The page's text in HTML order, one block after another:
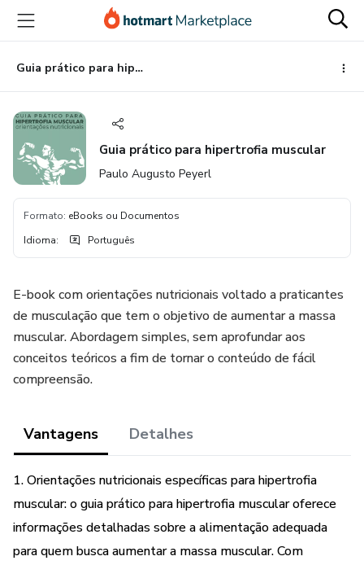
para
conteúdo
principal
para
pagamento
para
rodapé
Guia prático para hipertrofia muscular
Guia prático para hipertrofia muscular
Paulo Augusto Peyerl
Formato: eBooks ou Documentos
Idioma: Português
E-book com orientações nutricionais voltado a praticantes
de musculação que tem o objetivo de aumentar a massa
muscular. Abordagem simples, sem aprofundar aos
conceitos teóricos a fim de tornar o conteúdo de fácil
compreensão.
Vantagens Detalhes
1. Orientações nutricionais específicas para hipertrofia
muscular: o guia prático para hipertrofia muscular oferece
informações detalhadas sobre a alimentação adequada
para quem busca aumentar a massa muscular. Com